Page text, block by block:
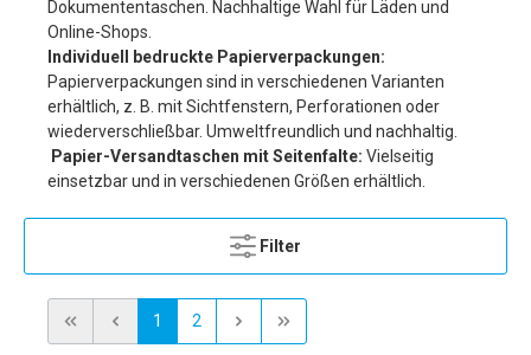
Dokumententaschen. Nachhaltige Wahl für Läden und
Online-Shops.
Individuell bedruckte Papierverpackungen:
Papierverpackungen sind in verschiedenen Varianten
erhältlich, z. B. mit Sichtfenstern, Perforationen oder
wiederverschließbar. Umweltfreundlich und nachhaltig.
Papier-Versandtaschen mit Seitenfalte: Vielseitig
einsetzbar und in verschiedenen Größen erhältlich.
Filter
1 2